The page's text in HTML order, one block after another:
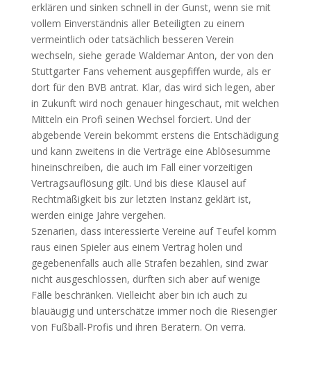
erklären und sinken schnell in der Gunst, wenn sie mit
vollem Einverständnis aller Beteiligten zu einem
vermeintlich oder tatsächlich besseren Verein
wechseln, siehe gerade Waldemar Anton, der von den
Stuttgarter Fans vehement ausgepfiffen wurde, als er
dort für den BVB antrat. Klar, das wird sich legen, aber
in Zukunft wird noch genauer hingeschaut, mit welchen
Mitteln ein Profi seinen Wechsel forciert. Und der
abgebende Verein bekommt erstens die Entschädigung
und kann zweitens in die Verträge eine Ablösesumme
hineinschreiben, die auch im Fall einer vorzeitigen
Vertragsauflösung gilt. Und bis diese Klausel auf
Rechtmäßigkeit bis zur letzten Instanz geklärt ist,
werden einige Jahre vergehen.
Szenarien, dass interessierte Vereine auf Teufel komm
raus einen Spieler aus einem Vertrag holen und
gegebenenfalls auch alle Strafen bezahlen, sind zwar
nicht ausgeschlossen, dürften sich aber auf wenige
Fälle beschränken. Vielleicht aber bin ich auch zu
blauäugig und unterschätze immer noch die Riesengier
von Fußball-Profis und ihren Beratern. On verra.